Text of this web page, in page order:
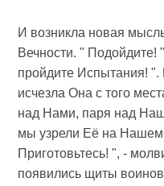
И возникла новая
Вечности. "
пройдите Испытания!
исчезла Она с того
над Нами, паря над
мы узрели Её на
Приготовьтесь! ", -
появились щиты